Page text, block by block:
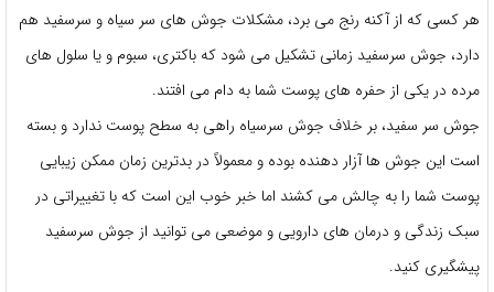
هر کسی که از آکنه رنج می برد، مشکلات جوش های سر سیاه و سرسفید هم
دارد، جوش سرسفید زمانی تشکیل می شود که باکتری، سبوم و یا سلول های
مرده در یکی از حفره های پوست شما به دام می افتند.
جوش سر سفید، بر خلاف جوش سرسیاه راهی به سطح پوست ندارد و بسته
است این جوش ها آزار دهنده بوده و معمولاً در بدترین زمان ممکن زیبایی
پوست شما را به چالش می کشند اما خبر خوب این است که با تغییراتی در
سبک زندگی و درمان های دارویی و موضعی می توانید از جوش سرسفید
پیشگیری کنید.